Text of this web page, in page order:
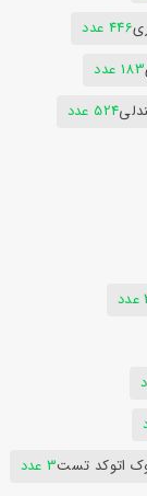
446 عدد
183 عدد
524 عدد
اتوکد تست3 عدد